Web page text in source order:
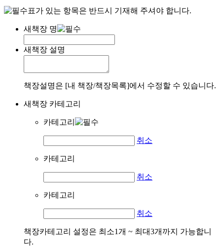
표가 있는 항목은 반드시 기재해 주셔야 합니다.
새책장 명
새책장 설명
책장설명은 [내 책장/책장목록]에서 수정할 수 있습니다.
새책장 카테고리
카테고리
취소
카테고리
취소
카테고리
취소
책장카테고리 설정은 최소1개 ~ 최대3개까지 가능합니
다.